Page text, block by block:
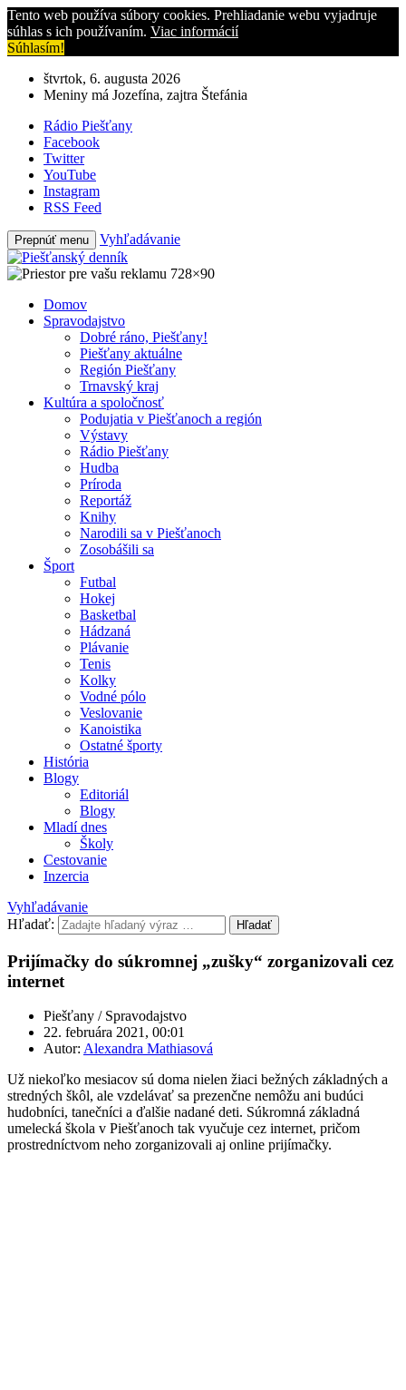
Tento web používa súbory cookies. Prehliadanie webu vyjadruje
súhlas s ich používaním. Viac informácií
Súhlasím!
štvrtok, 6. augusta 2026
Meniny má Jozefína, zajtra Štefánia
Rádio Piešťany
Facebook
Twitter
YouTube
Instagram
RSS Feed
Prepnúť menu Vyhľadávanie
Domov
Spravodajstvo
Dobré ráno, Piešťany!
Piešťany aktuálne
Región Piešťany
Trnavský kraj
Kultúra a spoločnosť
Podujatia v Piešťanoch a región
Výstavy
Rádio Piešťany
Hudba
Príroda
Reportáž
Knihy
Narodili sa v Piešťanoch
Zosobášili sa
Šport
Futbal
Hokej
Basketbal
Hádzaná
Plávanie
Tenis
Kolky
Vodné pólo
Veslovanie
Kanoistika
Ostatné športy
História
Blogy
Editoriál
Blogy
Mladí dnes
Školy
Cestovanie
Inzercia
Vyhľadávanie
Hľadať:
Hľadať
Prijímačky do súkromnej „zušky“ zorganizovali cez
internet
Piešťany / Spravodajstvo
22. februára 2021, 00:01
Autor: Alexandra Mathiasová
Už niekoľko mesiacov sú doma nielen žiaci bežných základných a
stredných škôl, ale vzdelávať sa prezenčne nemôžu ani budúci
hudobníci, tanečníci a ďalšie nadané deti. Súkromná základná
umelecká škola v Piešťanoch tak vyučuje cez internet, pričom
prostredníctvom neho zorganizovali aj online prijímačky.